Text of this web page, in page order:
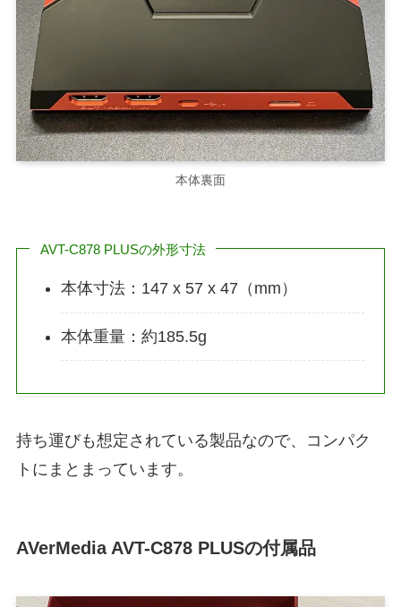
本体裏面
AVT-C878 PLUSの外形寸法
本体寸法：147 x 57 x 47（mm）
本体重量：約185.5g
持ち運びも想定されている製品なので、コンパク
トにまとまっています。
AVerMedia AVT-C878 PLUSの付属品